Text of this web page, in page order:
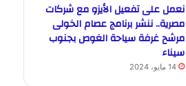
نعمل على تفعيل الأيزو مع شركات
مصرية.. ننشر برنامج عصام الخولى
مرشح غرفة سياحة الغوص بجنوب
سيناء
14 مايو، 2024